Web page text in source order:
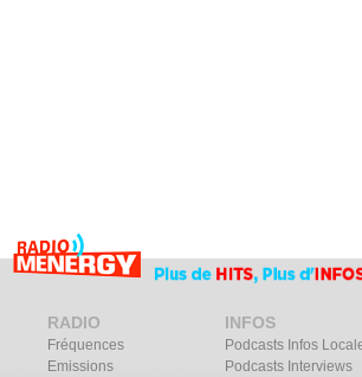
RADIO
Fréquences
Emissions
INFOS
Podcasts Infos
Podcasts Interviews